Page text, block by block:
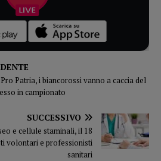
Patria, i biancorossi vanno a caccia del
in campionato
SUCCESSIVO
e cellule staminali, il 18
volontari e professionisti
sanitari